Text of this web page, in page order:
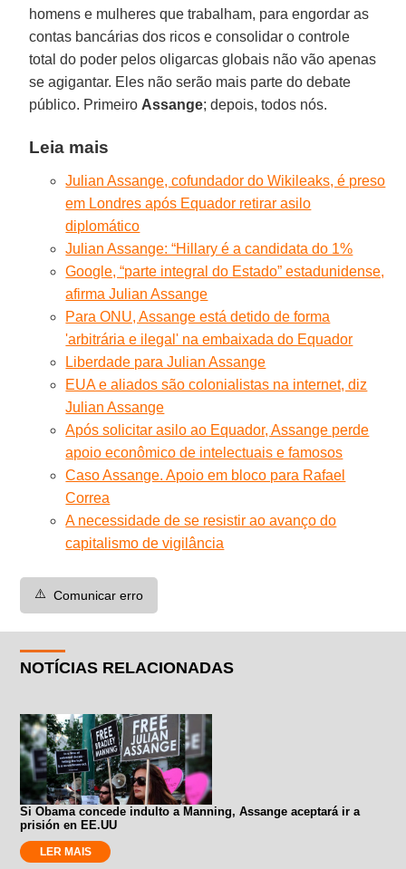
homens e mulheres que trabalham, para engordar as
contas bancárias dos ricos e consolidar o controle
total do poder pelos oligarcas globais não vão apenas
se agigantar. Eles não serão mais parte do debate
público. Primeiro Assange; depois, todos nós.
Leia mais
Julian Assange, cofundador do Wikileaks, é preso
em Londres após Equador retirar asilo
diplomático
Julian Assange: “Hillary é a candidata do 1%
Google, “parte integral do Estado” estadunidense,
afirma Julian Assange
Para ONU, Assange está detido de forma
'arbitrária e ilegal' na embaixada do Equador
Liberdade para Julian Assange
EUA e aliados são colonialistas na internet, diz
Julian Assange
Após solicitar asilo ao Equador, Assange perde
apoio econômico de intelectuais e famosos
Caso Assange. Apoio em bloco para Rafael
Correa
A necessidade de se resistir ao avanço do
capitalismo de vigilância
⚠️ Comunicar erro
NOTÍCIAS RELACIONADAS
Si Obama concede indulto a Manning, Assange aceptará ir a
prisión en EE.UU
LER MAIS